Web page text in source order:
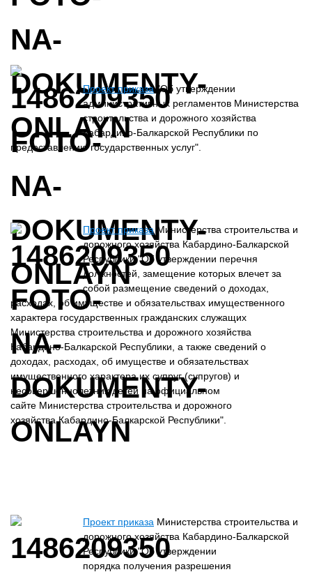
Проект приказа"Об утверждении
административных регламентов Министерства
строительства и дорожного хозяйства
Кабардино-Балкарской Республики по
предоставлению государственных услуг".
Проект приказа Министерства строительства и
дорожного хозяйства Кабардино-Балкарской
Республики "Об утверждении перечня
должностей, замещение которых влечет за
собой размещение сведений о доходах,
расходах, об имуществе и обязательствах имущественного
характера государственных гражданских служащих
Министерства строительства и дорожного хозяйства
Кабардино-Балкарской Республики, а также сведений о
доходах, расходах, об имуществе и обязательствах
имущественного характера их супруг (супругов) и
несовершеннолетних детей на официальном
сайте Министерства строительства и дорожного
хозяйства Кабардино-Балкарской Республики".
Проект приказа Министерства строительства и
дорожного хозяйства Кабардино-Балкарской
Республики "Об утверждении
порядка получения разрешения